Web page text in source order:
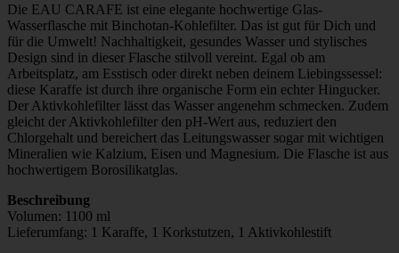
Die EAU CARAFE ist eine elegante hochwertige Glas-
Wasserflasche mit Binchotan-Kohlefilter. Das ist gut für Dich und
für die Umwelt! Nachhaltigkeit, gesundes Wasser und stylisches
Design sind in dieser Flasche stilvoll vereint. Egal ob am
Arbeitsplatz, am Esstisch oder direkt neben deinem Liebingssessel:
diese Karaffe ist durch ihre organische Form ein echter Hingucker.
Der Aktivkohlefilter lässt das Wasser angenehm schmecken. Zudem
gleicht der Aktivkohlefilter den pH-Wert aus, reduziert den
Chlorgehalt und bereichert das Leitungswasser sogar mit wichtigen
Mineralien wie Kalzium, Eisen und Magnesium. Die Flasche ist aus
hochwertigem Borosilikatglas.
Beschreibung
Volumen: 1100 ml
Lieferumfang: 1 Karaffe, 1 Korkstutzen, 1 Aktivkohlestift